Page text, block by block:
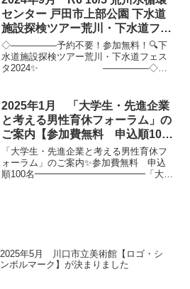
園中学校は、不登校を経験す...
センター 戸田市上部公園 下水道
施設探検ツアー荒川・下水道フェ
スタ2024【予約不要！参加無
料！】
◇―――――予約不要！参加無料！🔍下
水道施設探検ツアー荒川・下水道フェス
タ2024✨ ―――――◇下
ーをはじめ、ふれあい動物園や縁日な
ど、様々なコーナーを...
2025年1月 「大学生・先進企業
と考える男性育休フォーラム」の
ご案内【参加費無料 申込順100
名】
「大学生・先進企業と考える男性育休フ
ォーラム」のご案内✨参加費無料 申込
順100名━━━━━━━━━━━━「大学
2025年5月 川口市立美術館【ロゴ・シ
ンボルマーク】が決まりました